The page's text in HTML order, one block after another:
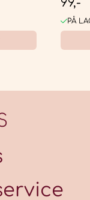
PÅ
og fargerik
av nordiske og
lille univers.